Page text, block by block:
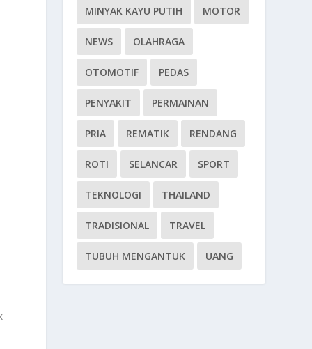
MINYAK KAYU PUTIH MOTOR
NEWS OLAHRAGA
OTOMOTIF PEDAS
PENYAKIT PERMAINAN
PRIA REMATIK RENDANG
ROTI SELANCAR SPORT
TEKNOLOGI THAILAND
TRADISIONAL TRAVEL
TUBUH MENGANTUK UANG